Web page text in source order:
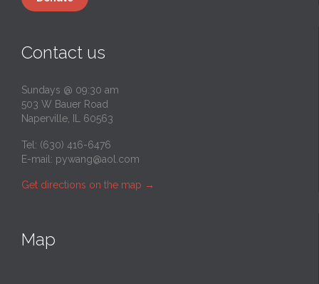
Contact us
Sundays @ 09:30 am
503 W Bauer Road
Naperville, IL 60563
Tel: (630) 416-6476
E-mail: pywang@aol.com
Get directions on the map →
Map